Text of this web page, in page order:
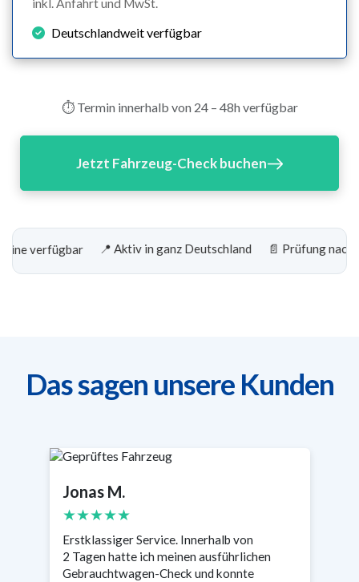
inkl. Anfahrt und MwSt.
Deutschlandweit verfügbar
⏱️ Termin innerhalb von 24 – 48h verfügbar
Jetzt Fahrzeug-Check buchen
📍 Aktiv in ganz Deutschland 📄 Prüfung nach TÜV-
Das sagen unsere Kunden
Jonas M.
★★★★★
Erstklassiger Service. Innerhalb von
2 Tagen hatte ich meinen ausführlichen
Gebrauchtwagen-Check und konnte